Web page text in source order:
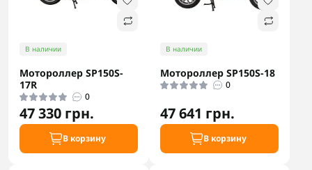
В наличии
Мотороллер SP150S-
17R
0
47 330 грн.
В корзину
В наличии
Мотороллер SP150S-18
0
47 641 грн.
В корзину